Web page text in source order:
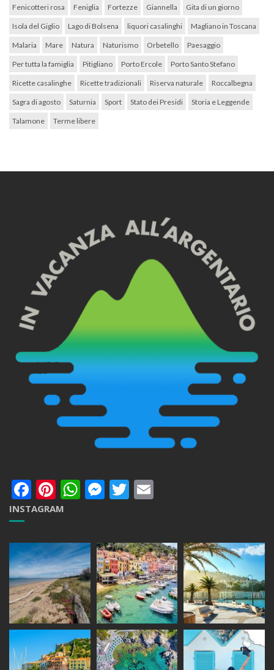
Fenicotteri rosa Feniglia Fortezze Giannella Gita di un giorno
Isola del Giglio Lago di Bolsena liquori casalinghi Magliano in Toscana
Malaria Mare Natura Naturismo Orbetello Paesaggio
Per tutta la famiglia Pitigliano Porto Ercole Porto Santo Stefano
Ricette casalinghe Ricette tradizionali Riserva naturale Roccalbegna
Sagra di agosto Saturnia Sport Stato dei Presidi Storia e Leggende
Talamone Terme libere
Facebook
Pinterest
WhatsApp
Messenger
Twitter
INSTAGRAM